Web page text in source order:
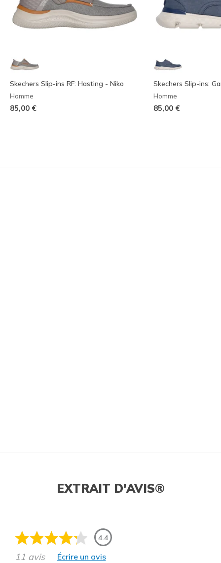
Skechers Slip-ins RF: Hasting - Niko
Homme
85,00 €
Skechers Slip-ins:
Homme
85,00 €
EXTRAIT D'AVIS®
4.4
11 avis Écrire un avis